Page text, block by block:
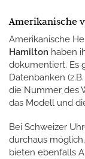
Amerikanische
Amerikanische
Hamilton haben
dokumentiert. Es
Datenbanken
die Nummer des
das Modell und
Bei Schweizer
durchaus
bieten ebenfalls